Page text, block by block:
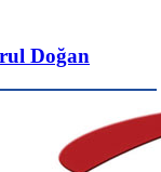
Doğan